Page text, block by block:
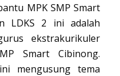
MPK SMP Smart
LDKS 2 ini adalah
ekstrakurikuler
Smart Cibinong.
mengusung tema